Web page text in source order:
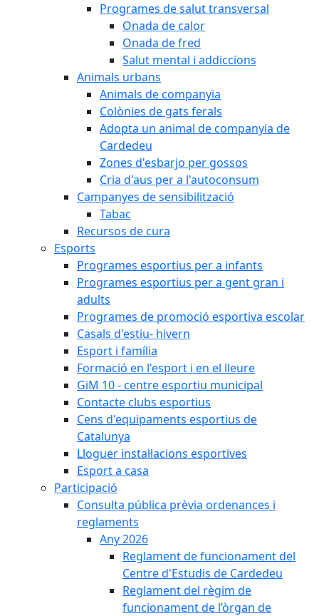
Programes de salut transversal
Onada de calor
Onada de fred
Salut mental i addiccions
Animals urbans
Animals de companyia
Colònies de gats ferals
Adopta un animal de companyia de
Cardedeu
Zones d'esbarjo per gossos
Cria d'aus per a l'autoconsum
Campanyes de sensibilització
Tabac
Recursos de cura
Esports
Programes esportius per a infants
Programes esportius per a gent gran i
adults
Programes de promoció esportiva escolar
Casals d'estiu- hivern
Esport i família
Formació en l'esport i en el lleure
GiM 10 - centre esportiu municipal
Contacte clubs esportius
Cens d'equipaments esportius de
Catalunya
Lloguer instal·lacions esportives
Esport a casa
Participació
Consulta pública prèvia ordenances i
reglaments
Any 2026
Reglament de funcionament del
Centre d'Estudis de Cardedeu
Reglament del règim de
funcionament de l’òrgan de